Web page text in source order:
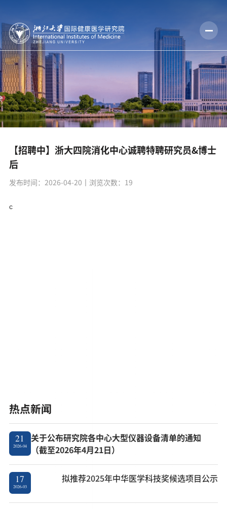
【招聘中】浙大四院消化中心诚聘特聘研究员&博士
后
发布时间：2026-04-20 丨浏览次数： 19
c
热点新闻
21
2026-04
关于公布研究院各中心大型仪器设备清单的通知
（截至2026年4月21日）
17
2026-03
拟推荐2025年中华医学科技奖候选项目公示